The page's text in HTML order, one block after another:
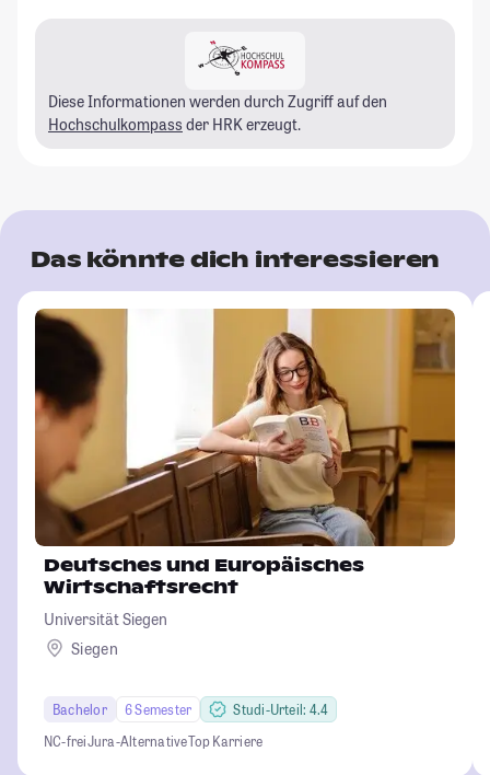
Diese Informationen werden durch Zugriff auf den
Hochschulkompass der HRK erzeugt.
Das könnte dich interessieren
Deutsches und Europäisches
Wirtschaftsrecht
Universität Siegen
Siegen
Bachelor 6 Semester
Studi-Urteil: 4.4
NC-freiJura-AlternativeTop Karriere